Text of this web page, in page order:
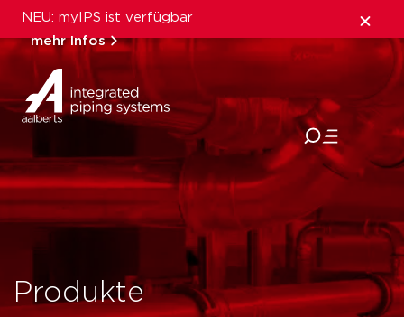
NEU: myIPS ist verfügbar
mehr Infos
schließen
Produkte